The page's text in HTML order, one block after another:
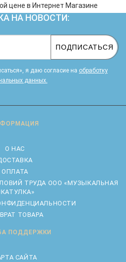
цене в Интернет Магазине
НА НОВОСТИ:
ПОДПИСАТЬСЯ
я даю cогласие на обработку
данных.
О НАС
ОПЛАТА
ТРУДА ООО «МУЗЫКАЛЬНАЯ
ТОВАРА
ПОДДЕРЖКИ
САЙТА